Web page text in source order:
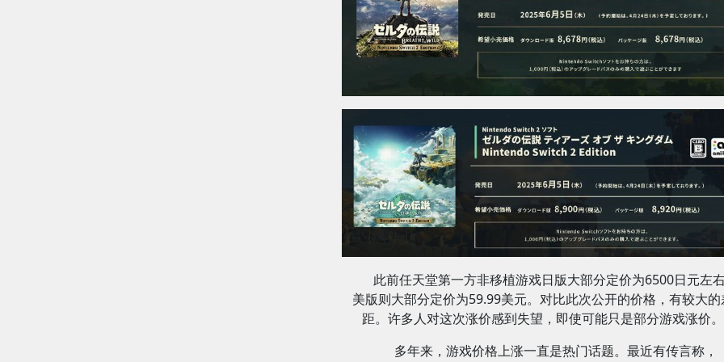
此前任天堂第一方非移植游戏日版大部分定价为6500日元左
美版则大部分定价为59.99美元。对比此次公开的价格，有较大的
距。许多人对这次涨价感到失望，即使可能只是部分游戏涨价。
多年来，游戏价格上涨一直是热门话题。最近有传言称，